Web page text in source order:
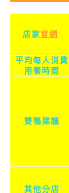
店家官網
平均每人消費
用餐時間
雙鴨建議
其他分店